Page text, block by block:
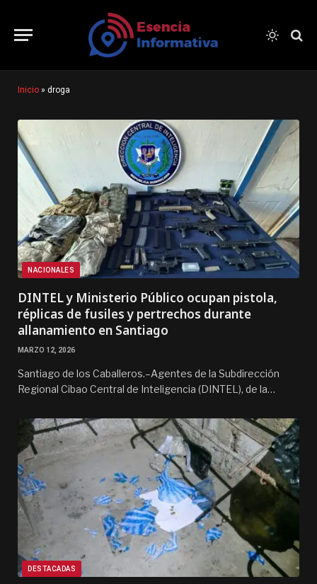
Inicio » droga
NACIONALES
DINTEL y Ministerio Público ocupan pistola,
réplicas de fusiles y pertrechos durante
allanamiento en Santiago
MARZO 12, 2026
Santiago de los Caballeros.–Agentes de la Subdirección
Regional Cibao Central de Inteligencia (DINTEL), de la…
DESTACADAS